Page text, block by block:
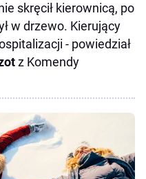
skręcił kierownicą, po
w drzewo. Kierujący
- powiedział
z Komendy